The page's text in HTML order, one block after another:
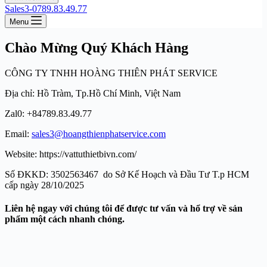
Sales3-0789.83.49.77
Menu
Chào Mừng Quý Khách Hàng
CÔNG TY TNHH HOÀNG THIÊN PHÁT SERVICE
Địa chỉ: Hồ Tràm, Tp.Hồ Chí Minh, Việt Nam
Zal0: +84789.83.49.77
Email: sales3@hoangthienphatservice.com
Website: https://vattuthietbivn.com/
Số ĐKKD: 3502563467 do Sở Kế Hoạch và Đầu Tư T.p HCM
cấp ngày 28/10/2025
Liên hệ ngay với chúng tôi để được tư vấn và hổ trợ về sản
phẩm một cách nhanh chóng.